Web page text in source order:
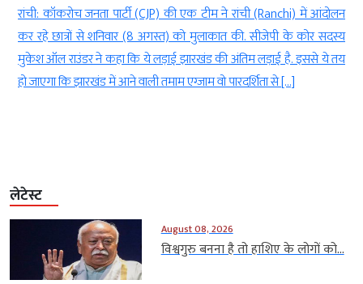
रांची: कॉकरोच जनता पार्टी (CJP) की एक टीम ने रांची (Ranchi) में आंदोलन
कर रहे छात्रों से शनिवार (8 अगस्त) को मुलाकात की. सीजेपी के कोर सदस्य
मुकेश ऑल राउंडर ने कहा कि ये लड़ाई झारखंड की अंतिम लड़ाई है. इससे ये तय
हो जाएगा कि झारखंड में आने वाली तमाम एग्जाम वो पारदर्शिता से […]
लेटेस्ट
August 08, 2026
विश्वगुरु बनना है तो हाशिए के लोगों को...